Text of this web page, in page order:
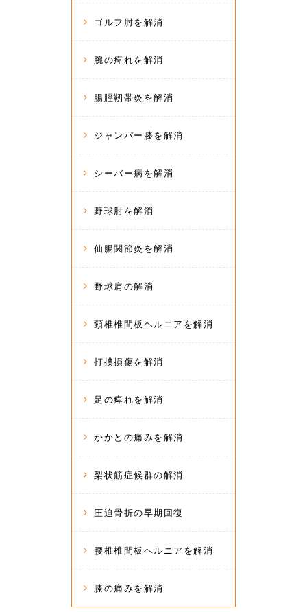
ゴルフ肘を解消
腕の痺れを解消
腸脛靭帯炎を解消
ジャンパー膝を解消
シーバー病を解消
野球肘を解消
仙腸関節炎を解消
野球肩の解消
頸椎椎間板ヘルニアを解消
打撲損傷を解消
足の痺れを解消
かかとの痛みを解消
梨状筋症候群の解消
圧迫骨折の早期回復
腰椎椎間板ヘルニアを解消
膝の痛みを解消